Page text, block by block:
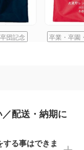
団記念 卒業・卒園
配送・納期に
る事はできま